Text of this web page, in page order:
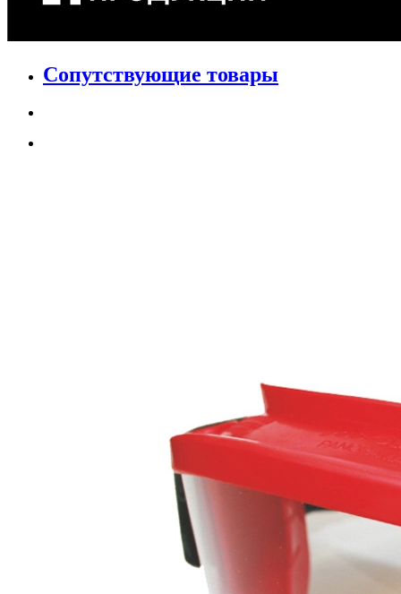
Сопутствующие товары